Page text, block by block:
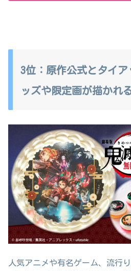
3位：原作公式とタイ
ッズや限定画が描かれ
人気アニメや有名ゲーム、流行